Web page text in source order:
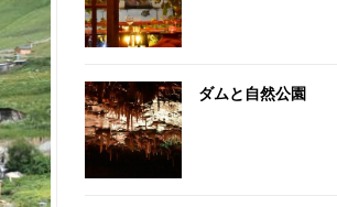
ダムと自然公園